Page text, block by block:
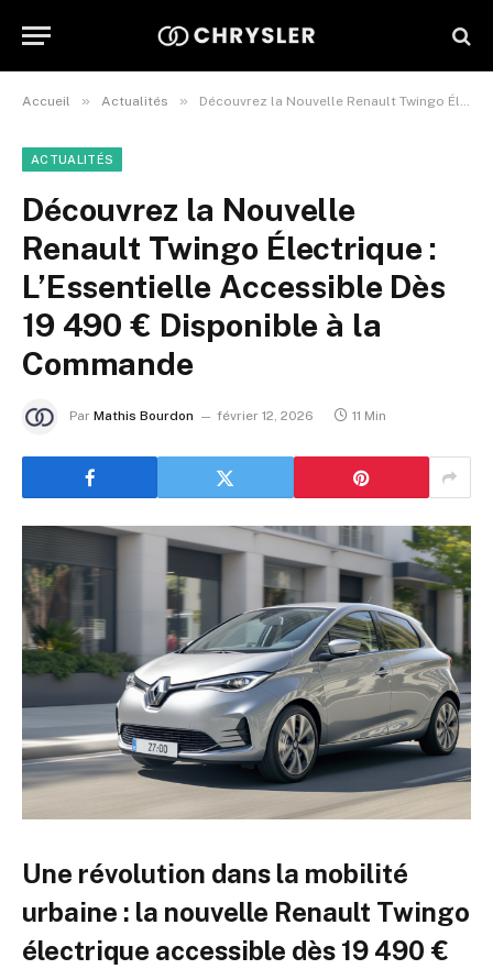
Accueil » Actualités » Découvrez la Nouvelle Renault Twingo Électrique : L’Essentielle Accessible Dès 19 490 € Disponible à la Commande
ACTUALITÉS
Découvrez la Nouvelle
Renault Twingo Électrique :
L’Essentielle Accessible Dès
19 490 € Disponible à la
Commande
Par Mathis Bourdon février 12, 2026 11 Min
Une révolution dans la mobilité
urbaine : la nouvelle Renault Twingo
électrique accessible dès 19 490 €